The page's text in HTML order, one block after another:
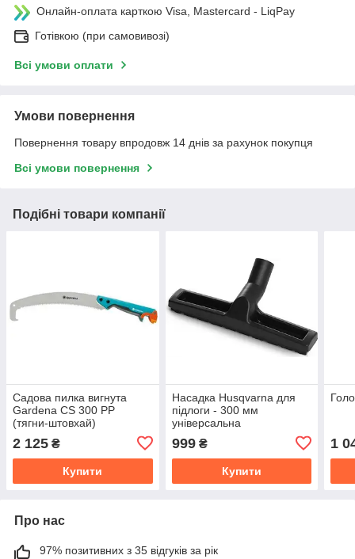
Онлайн-оплата карткою Visa, Mastercard - LiqPay
Готівкою (при самовивозі)
Всі умови оплати
Умови повернення
Повернення товару впродовж 14 днів за рахунок покупця
Всі умови повернення
Подібні товари компанії
Садова пилка вигнута
Gardena CS 300 PP
(тягни-штовхай)
2 125 ₴
Купити
Насадка Husqvarna для
підлоги - 300 мм
універсальна
999₴
Купити
1
Про нас
97% позитивних з 35 відгуків за рік